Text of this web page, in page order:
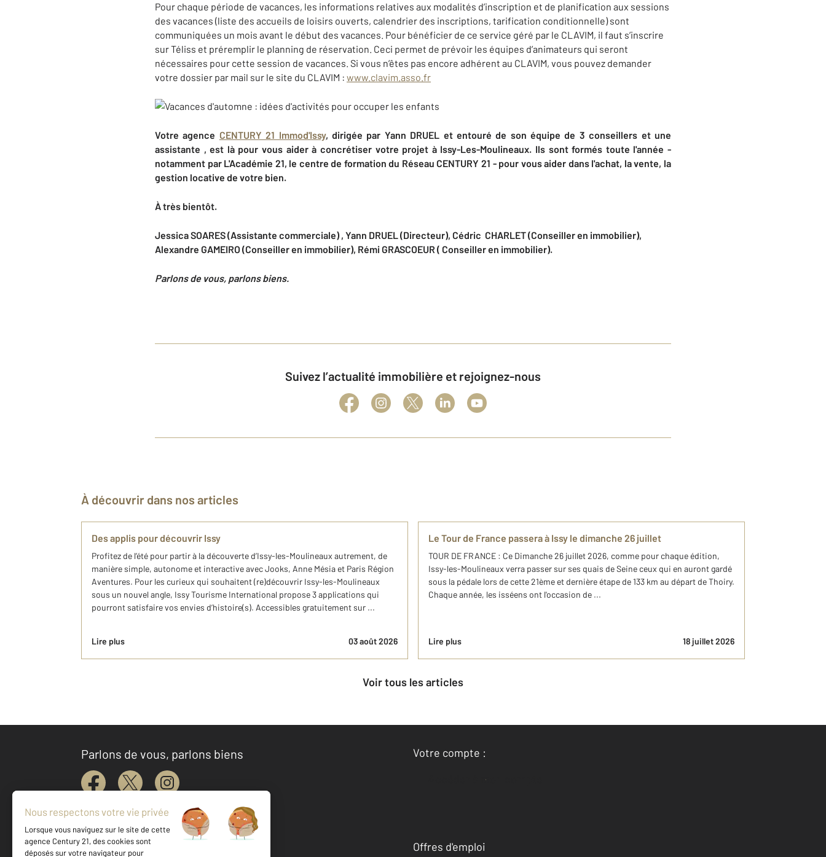
Pour chaque période de vacances, les informations relatives aux modalités d’inscription et de planification aux sessions
des vacances (liste des accueils de loisirs ouverts, calendrier des inscriptions, tarification conditionnelle) sont
communiquées un mois avant le début des vacances. Pour bénéficier de ce service géré par le CLAVIM, il faut s’inscrire
sur Téliss et préremplir le planning de réservation. Ceci permet de prévoir les équipes d’animateurs qui seront
nécessaires pour cette session de vacances. Si vous n’êtes pas encore adhérent au CLAVIM, vous pouvez demander
votre dossier par mail sur le site du CLAVIM : www.clavim.asso.fr
Votre agence CENTURY 21 Immod'Issy, dirigée par Yann DRUEL et entouré de son équipe de 3 conseillers et une
assistante , est là pour vous aider à concrétiser votre projet à Issy-Les-Moulineaux. Ils sont formés toute l'année -
notamment par L'Académie 21, le centre de formation du Réseau CENTURY 21 - pour vous aider dans l'achat, la vente, la
gestion locative de votre bien.
À très bientôt.
Jessica SOARES (Assistante commerciale) , Yann DRUEL (Directeur), Cédric CHARLET (Conseiller en immobilier),
Alexandre GAMEIRO (Conseiller en immobilier), Rémi GRASCOEUR ( Conseiller en immobilier).
Parlons de vous, parlons biens.
Suivez l’actualité immobilière et rejoignez-nous
À découvrir dans nos articles
Des applis pour découvrir Issy
Profitez de l’été pour partir à la découverte d’Issy-les-Moulineaux autrement, de
manière simple, autonome et interactive avec Jooks, Anne Mésia et Paris Région
Aventures. Pour les curieux qui souhaitent (re)découvrir Issy-les-Moulineaux
sous un nouvel angle, Issy Tourisme International propose 3 applications qui
pourront satisfaire vos envies d’histoire(s). Accessibles gratuitement sur ...
Lire plus 03 août 2026
Le Tour de France passera à Issy le dimanche 26 juillet
TOUR DE FRANCE : Ce Dimanche 26 juillet 2026, comme pour chaque édition,
Issy-les-Moulineaux verra passer sur ses quais de Seine ceux qui en auront gardé
sous la pédale lors de cette 21ème et dernière étape de 133 km au départ de Thoiry.
Chaque année, les isséens ont l'occasion de ...
Lire plus 18 juillet 2026
Voir tous les articles
Parlons de vous, parlons biens
Votre compte :
Accéder à mon compte
Offres d'emploi